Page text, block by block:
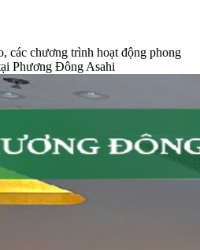
các chương trình hoạt động phong
Phương Đông Asahi